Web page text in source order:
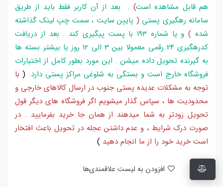
هم قابل مشاهده است) . بعد از آن کاربر فقط باید از طریق
سامانه رهگیری پستی ( پایین سایت ، سمت چپ لینک گذاشته
شده )
و یا شماره 193 با پست پیگیری کند . بعد از دریافت
کدرهگیری 24 رقمی معمولا بین 3 الی 12 روز یا بیشتر بسته ها
به گیرنده تحویل داده میشن . این مورد بطور کامل از اختیارات
فروشگاه خارج است و بستگی به شلوغی مراکز پستی دارد.
(با
توجه به مشکلات عدیده پستی جنوب در ارسال کالاهای خارجی و
محدودیت ها ، سپاس گذار میشویم اگر فروشگاه های دیگر قول
تحویل زودتر به شما میدهند از همان جا خرید بفرمایید . در
صورت درک شرایط ، و عدم داشتن عجله در تحویل باعث افتخار
است خرید خود را از ما انجام دهید )